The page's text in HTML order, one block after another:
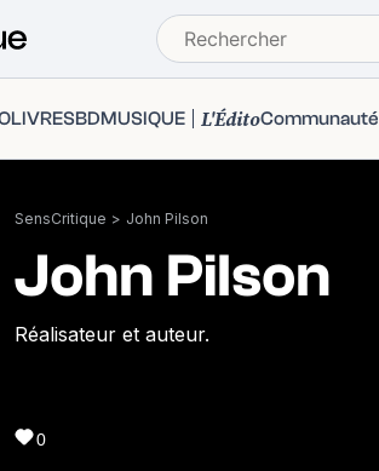
LIVRESBDMUSIQUE L'ÉditoCommunauté
SensCritique > John Pilson
John Pilson
Réalisateur et auteur.
0